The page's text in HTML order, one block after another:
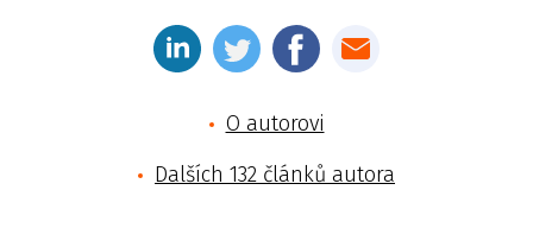
O autorovi
Dalších 132 článků autora